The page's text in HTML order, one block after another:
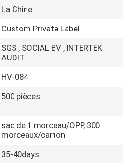
La Chine
Custom Private Label
SGS , SOCIAL BV , INTERTEK
AUDIT
HV-084
500 pièces
sac de 1 morceau/OPP, 300
morceaux/carton
35-40days